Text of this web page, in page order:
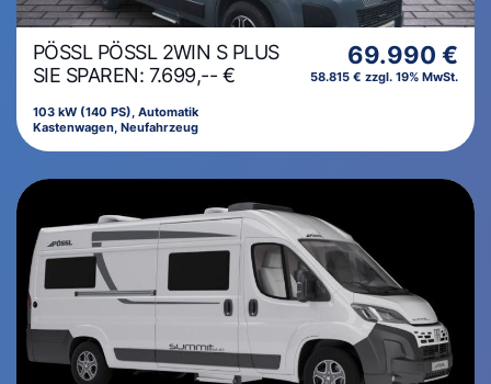
PÖSSL PÖSSL 2WIN S PLUS
SIE SPAREN: 7.699,-- €
103 kW (140 PS), Automatik
Kastenwagen, Neufahrzeug
69.990 €
58.815 € zzgl. 19% MwSt.